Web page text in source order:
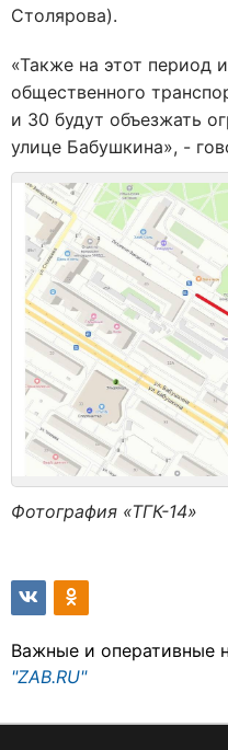
Столярова).
«Также на этот период
общественного
и 30 будут объезжать
улице Бабушкина», -
Фотография «ТГК-14»
Важные и оперативные
"ZAB.RU"